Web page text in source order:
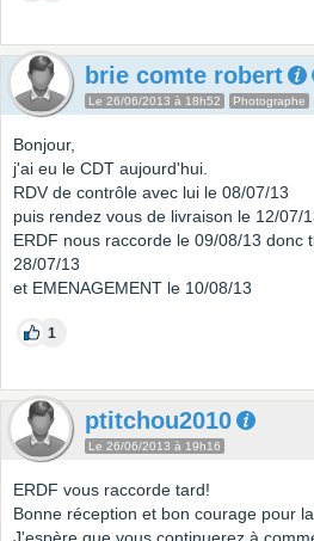
brie comte robert
Le 26/06/2013 à 18h52 Photographe
Bonjour,
j'ai eu le CDT aujourd'hui.
RDV de contrôle avec lui le 08/07/13
puis rendez vous de livraison le 12/07/
ERDF nous raccorde le 09/08/13 donc
28/07/13
et EMENAGEMENT le 10/08/13
1
ptitchou2010
Le 26/06/2013 à 19h16
ERDF vous raccorde tard!
Bonne réception et bon courage pour